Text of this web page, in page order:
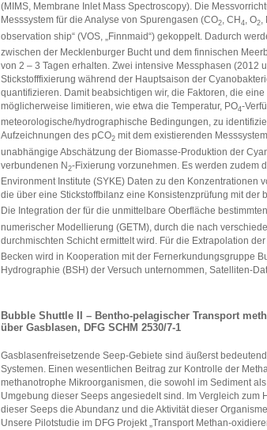
(MIMS, Membrane Inlet Mass Spectroscopy). Die
Messsystem für die Analyse von Spurengasen (CO2, CH4, O2,
observation ship“ (VOS, „Finnmaid“) gekoppelt. Dadurch
zwischen der Mecklenburger Bucht und dem finnischen
von 2 – 3 Tagen erhalten. Zwei intensive Messphasen (2012
Stickstofffixierung während der Hauptsaison der
quantifizieren. Damit beabsichtigen wir, die Faktoren, die
möglicherweise limitieren, wie etwa die Temperatur, PO4-
meteorologische/hydrographische Bedingungen, zu
Aufzeichnungen des pCO2 mit dem existierenden
unabhängige Abschätzung der Biomasse-Produktion der
verbundenen N2-Fixierung vorzunehmen. Es werden zudem
Environment Institute (SYKE) Daten zu den Konzentrationen
die über eine Stickstoffbilanz eine Konsistenzprüfung mit der
Die Integration der für die unmittelbare Oberfläche
numerischer Modellierung (GETM), durch die nach
durchmischten Schicht ermittelt wird. Für die Extrapolation der
Becken wird in Kooperation mit der Fernerkundungsgruppe
Hydrographie (BSH) der Versuch unternommen, Satelliten-
Bubble Shuttle II – Bentho-pelagischer Transport
über Gasblasen, DFG SCHM 2530/7-1
Gasblasenfreisetzende Seep-Gebiete sind äußerst
Systemen. Einen wesentlichen Beitrag zur Kontrolle der
methanotrophe Mikroorganismen, die sowohl im Sediment
Umgebung dieser Seeps angesiedelt sind. Im Vergleich zum
dieser Seeps die Abundanz und die Aktivität dieser
Unsere Pilotstudie im DFG Projekt „Transport Methan-